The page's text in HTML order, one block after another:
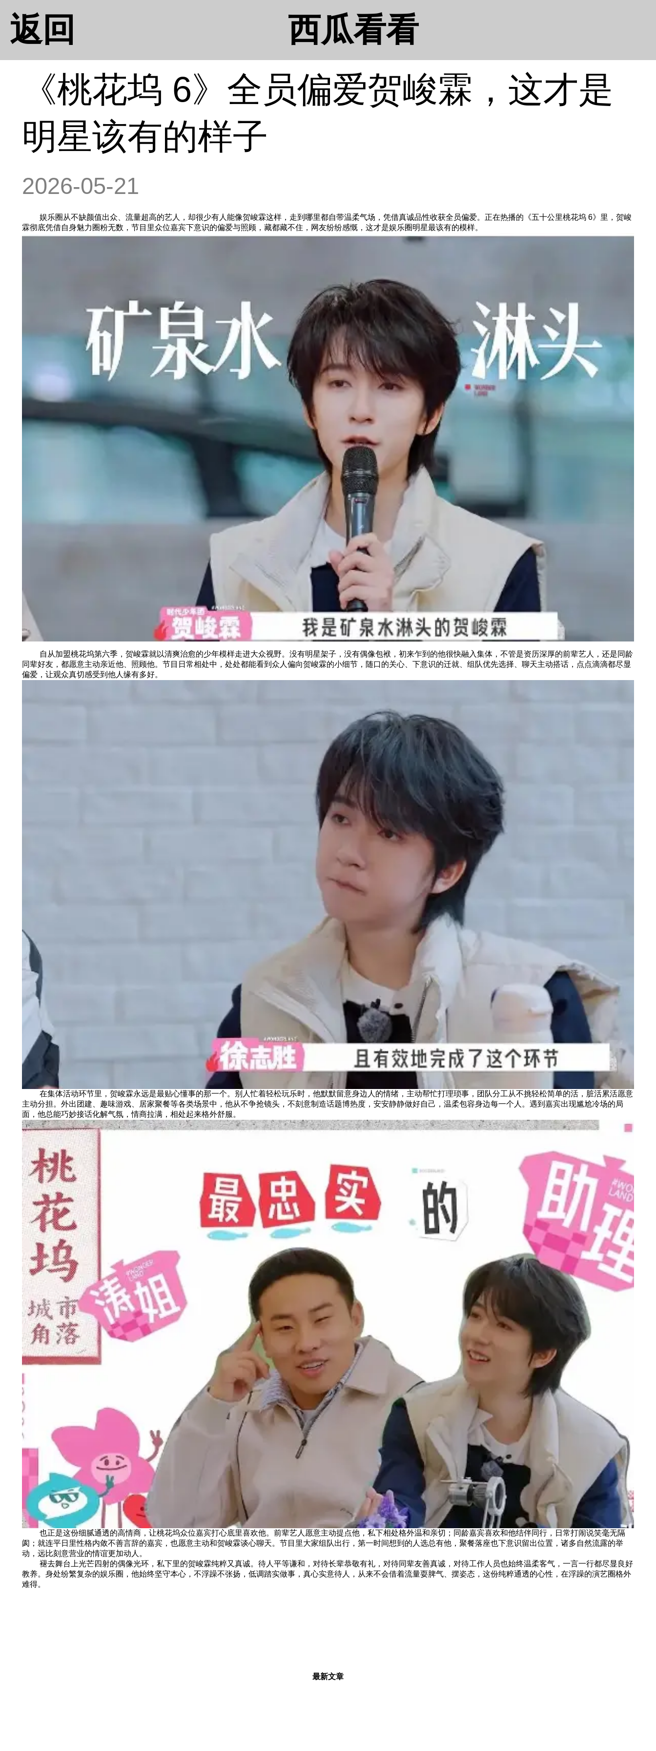
返回 西瓜看看
《桃花坞 6》全员偏爱贺峻霖，这才是
明星该有的样子
2026-05-21
娱乐圈从不缺颜值出众、流量超高的艺人，却很少有人能像贺峻霖这样，走到哪里都自带温柔气场，凭借真诚品性收获全员偏爱。正在热播的《五十公里桃花坞 6》里，贺峻
霖彻底凭借自身魅力圈粉无数，节目里众位嘉宾下意识的偏爱与照顾，藏都藏不住，网友纷纷感慨，这才是娱乐圈明星最该有的模样。
自从加盟桃花坞第六季，贺峻霖就以清爽治愈的少年模样走进大众视野。没有明星架子，没有偶像包袱，初来乍到的他很快融入集体，不管是资历深厚的前辈艺人，还是同龄
同辈好友，都愿意主动亲近他、照顾他。节目日常相处中，处处都能看到众人偏向贺峻霖的小细节，随口的关心、下意识的迁就、组队优先选择、聊天主动搭话，点点滴滴都尽显
偏爱，让观众真切感受到他人缘有多好。
在集体活动环节里，贺峻霖永远是最贴心懂事的那一个。别人忙着轻松玩乐时，他默默留意身边人的情绪，主动帮忙打理琐事，团队分工从不挑轻松简单的活，脏活累活愿意
主动分担。外出团建、趣味游戏、居家聚餐等各类场景中，他从不争抢镜头，不刻意制造话题博热度，安安静静做好自己，温柔包容身边每一个人。遇到嘉宾出现尴尬冷场的局
面，他总能巧妙接话化解气氛，情商拉满，相处起来格外舒服。
也正是这份细腻通透的高情商，让桃花坞众位嘉宾打心底里喜欢他。前辈艺人愿意主动提点他，私下相处格外温和亲切；同龄嘉宾喜欢和他结伴同行，日常打闹说笑毫无隔
阂；就连平日里性格内敛不善言辞的嘉宾，也愿意主动和贺峻霖谈心聊天。节目里大家组队出行，第一时间想到的人选总有他，聚餐落座也下意识留出位置，诸多自然流露的举
动，远比刻意营业的情谊更加动人。
褪去舞台上光芒四射的偶像光环，私下里的贺峻霖纯粹又真诚。待人平等谦和，对待长辈恭敬有礼，对待同辈友善真诚，对待工作人员也始终温柔客气，一言一行都尽显良好
教养。身处纷繁复杂的娱乐圈，他始终坚守本心，不浮躁不张扬，低调踏实做事，真心实意待人，从来不会借着流量耍脾气、摆姿态，这份纯粹通透的心性，在浮躁的演艺圈格外
难得。
最新文章